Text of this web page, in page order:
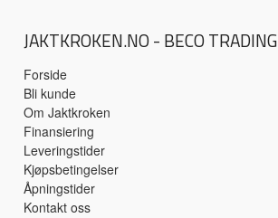
JAKTKROKEN.NO - BECO TRADING
Forside
Bli kunde
Om Jaktkroken
Finansiering
Leveringstider
Kjøpsbetingelser
Åpningstider
Kontakt oss